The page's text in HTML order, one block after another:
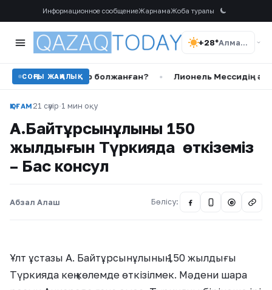
Информационное сообщениеЖарнамаЖоба туралы
+28° Алматы
СОҢҒЫ ЖАҢАЛЫҚ
оқиғалар болжанған? • Лионель Мессидің әкесі
ҚОҒАМ 21 сәуір·1 мин оқу
А.Байтұрсынұлының 150
жылдығын Түркияда өткіземіз
– Бас консул
Абзал Алаш Бөлісу: @
Ұлт ұстазы А. Байтұрсынұлының 150 жылдығы
Түркияда кең көлемде өткізілмек. Мәдени шара